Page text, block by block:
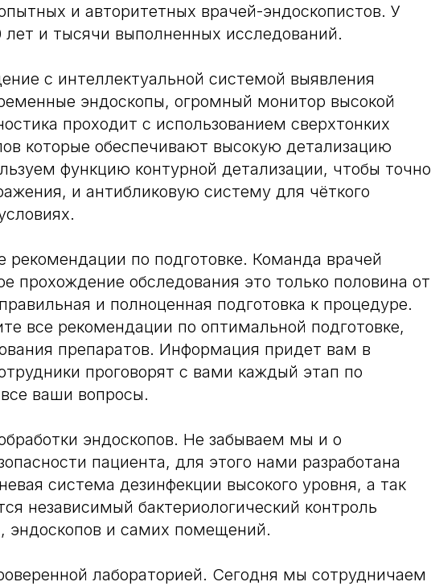
и авторитетных врачей-эндоскопистов. У
лет и тысячи выполненных исследований.
с интеллектуальной системой выявления
эндоскопы, огромный монитор высокой
проходит с использованием сверхтонких
которые обеспечивают высокую детализацию
функцию контурной детализации, чтобы точно
и антибликовую систему для чёткого
по подготовке. Команда врачей
прохождение обследования это только половина от
и полноценная подготовка к процедуре.
все рекомендации по оптимальной подготовке,
препаратов. Информация придет вам в
проговорят с вами каждый этап по
ваши вопросы.
эндоскопов. Не забываем мы и о
пациента, для этого нами разработана
система дезинфекции высокого уровня, а так
независимый бактериологический контроль
эндоскопов и самих помещений.
лабораторией. Сегодня мы сотрудничаем